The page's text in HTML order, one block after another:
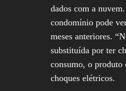
dados com a
condomínio pode
meses anteriores.
substituída por ter
consumo, o produto
choques elétricos.